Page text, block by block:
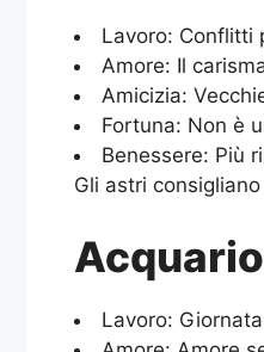
Lavoro: Conflitti
Amore: Il
Amicizia:
Fortuna: Non è
Benessere: Più
Gli astri
Acquario
Lavoro: